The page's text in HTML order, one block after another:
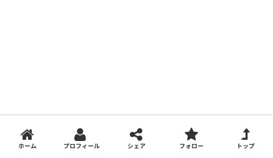
ホーム プロフィール シェア フォロー トップ